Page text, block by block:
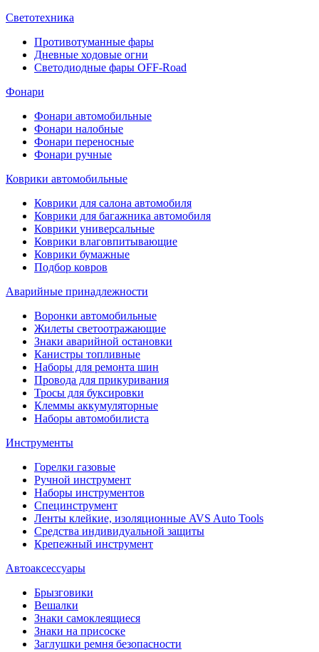
Светотехника
Противотуманные фары
Дневные ходовые огни
Светодиодные фары OFF-Road
Фонари
Фонари автомобильные
Фонари налобные
Фонари переносные
Фонари ручные
Коврики автомобильные
Коврики для салона автомобиля
Коврики для багажника автомобиля
Коврики универсальные
Коврики влаговпитывающие
Коврики бумажные
Подбор ковров
Аварийные принадлежности
Воронки автомобильные
Жилеты светоотражающие
Знаки аварийной остановки
Канистры топливные
Наборы для ремонта шин
Провода для прикуривания
Тросы для буксировки
Клеммы аккумуляторные
Наборы автомобилиста
Инструменты
Горелки газовые
Ручной инструмент
Наборы инструментов
Специнструмент
Ленты клейкие, изоляционные AVS Auto Tools
Средства индивидуальной защиты
Крепежный инструмент
Автоаксессуары
Брызговики
Вешалки
Знаки самоклеящиеся
Знаки на присоске
Заглушки ремня безопасности